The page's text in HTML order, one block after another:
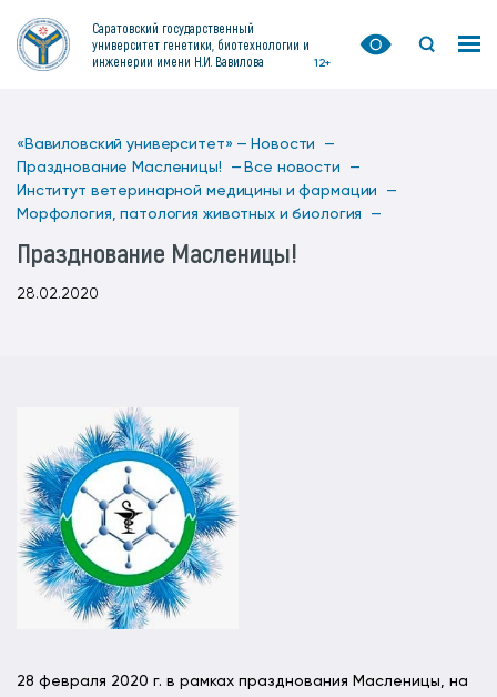
Саратовский государственный
университет генетики, биотехнологии и
инженерии имени Н.И. Вавилова
12+
«Вавиловский университет» — Новости —
Празднование Масленицы! — Все новости —
Институт ветеринарной медицины и фармации —
Морфология, патология животных и биология —
Празднование Масленицы!
28.02.2020
28 февраля 2020 г. в рамках празднования Масленицы, на